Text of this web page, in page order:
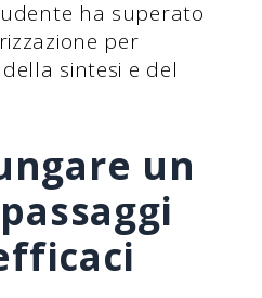
ha superato
per
sintesi e del
un